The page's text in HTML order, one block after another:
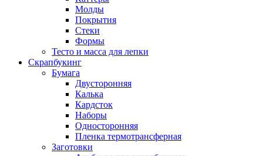
Молды
Покрытия
Стеки
Формы
Тесто и масса для лепки
Скрапбукинг
Бумага
Двусторонняя
Калька
Кардсток
Наборы
Односторонняя
Пленка термотрансферная
Заготовки